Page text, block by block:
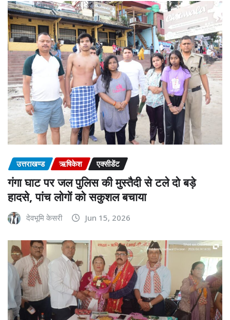
उत्तराखण्ड ऋषिकेश एक्सीडेंट
गंगा घाट पर जल पुलिस की मुस्तैदी से टले दो बड़े
हादसे, पांच लोगों को सकुशल बचाया
देवभूमि केसरी Jun 15, 2026